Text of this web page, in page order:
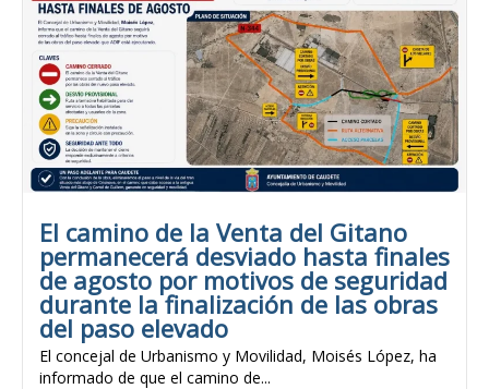
El camino de la Venta del Gitano
permanecerá desviado hasta finales
de agosto por motivos de seguridad
durante la finalización de las obras
del paso elevado
El concejal de Urbanismo y Movilidad, Moisés López, ha
informado de que el camino de...